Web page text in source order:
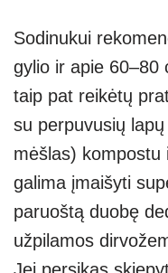
Sodinukui
gylio ir apie 60–80
taip pat reikėtų
su perpuvusių
mėšlas) kompostu
galima įmaišyti
paruoštą duobę
užpilamos